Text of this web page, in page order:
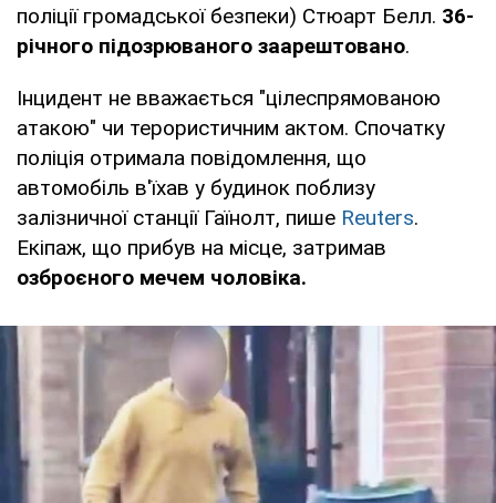
поліції громадської безпеки) Стюарт Белл. 36-
річного підозрюваного заарештовано.
Інцидент не вважається "цілеспрямованою
атакою" чи терористичним актом. Спочатку
поліція отримала повідомлення, що
автомобіль в'їхав у будинок поблизу
залізничної станції Гаїнолт, пише Reuters.
Екіпаж, що прибув на місце, затримав
озброєного мечем чоловіка.